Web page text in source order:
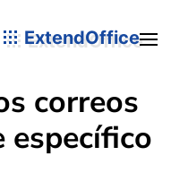
ExtendOffice
correos
específico